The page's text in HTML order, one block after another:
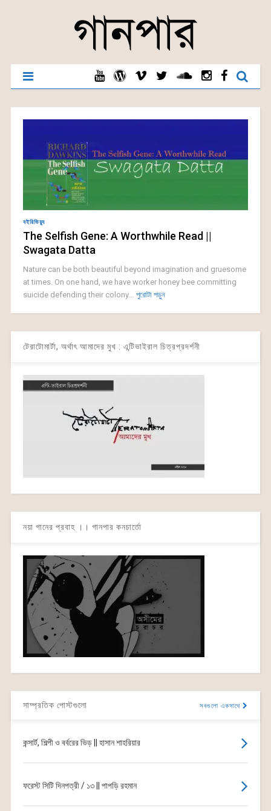
বইরিভিয়্যু
The Selfish Gene: A Worthwhile Read ||
Swagata Datta
Nature can be both beautiful beyond imagination and gruesome
at times. On one hand, we have worker honey bee committing
suicide defending their colony... পুরোটা পড়ুন
টেরাটোমার্টা, অর্থাৎ আমাদের মুখ : এন্টিভাইরাল চিত্রপ্রদর্শনী
নয়া গানের প্রবাহ ।। গানপার কনচার্তো
সাম্প্রতিক পোস্টগুলো সবগুলো একসাথে
কন্সার্ট, শিল্পী ও বর্বরের ভিড় || হাসান শাহরিয়ার
ফরেস্ট সিটি দিনপত্রী / ১৩ || পাপড়ি রহমান